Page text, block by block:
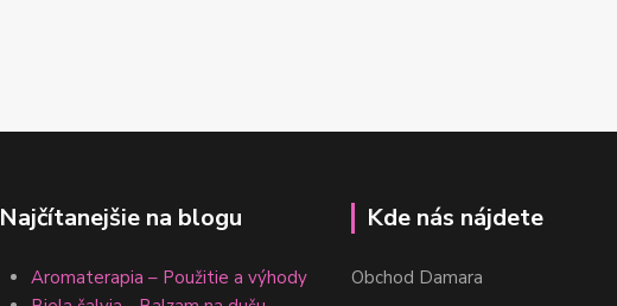
Najčítanejšie na blogu
Aromaterapia – Použitie a výhody
Kde nás nájdete
Obchod Damara